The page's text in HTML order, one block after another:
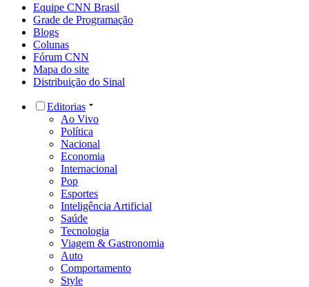
Equipe CNN Brasil
Grade de Programação
Blogs
Colunas
Fórum CNN
Mapa do site
Distribuição do Sinal
Editorias
Ao Vivo
Política
Nacional
Economia
Internacional
Pop
Esportes
Inteligência Artificial
Saúde
Tecnologia
Viagem & Gastronomia
Auto
Comportamento
Style